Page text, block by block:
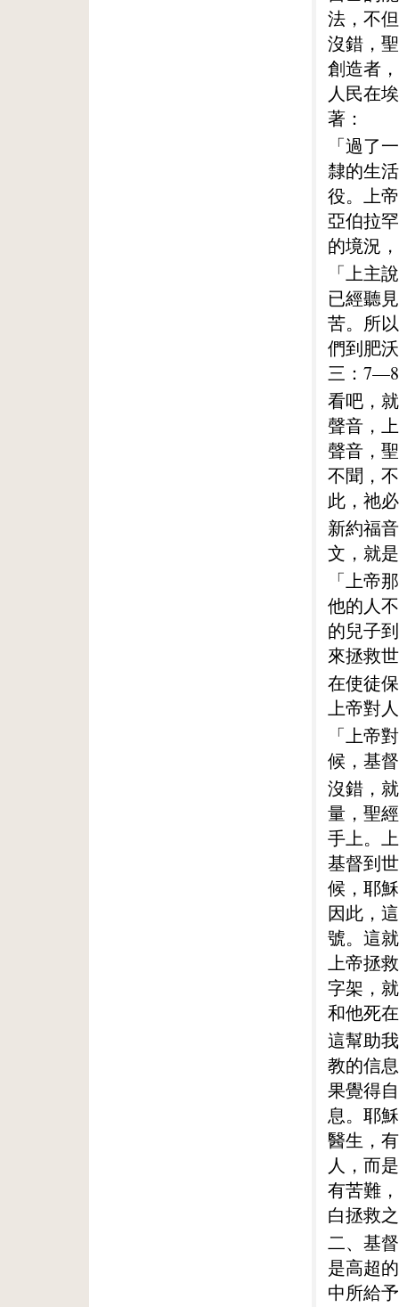
法，不
沒錯，
創造者
人民在
著：
「過了
隸的生
役。上
亞伯拉
的境況
「上主
已經聽
苦。所
們到肥
三：
看吧，
聲音，
聲音，
不聞，
此，祂
新約福
文，就
「上帝
他的人
的兒子
來拯救
在使徒
上帝對
「上帝
候，基
沒錯，
量，聖
手上。
基督到
候，耶
因此，
號。這
上帝拯
字架，
和他死
這幫助
教的信
果覺得
息。耶
醫生，
人，而
有苦難
白拯救
二、基
是高超
中所給